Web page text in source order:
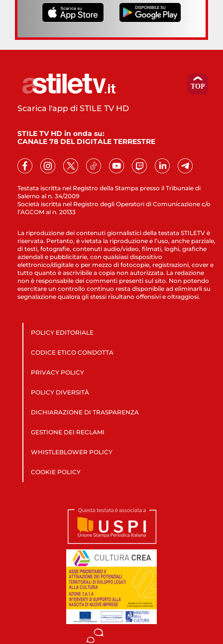
Testata iscritta nel Registro della Stampa presso il Tribunale di
Salerno al n. 34/2009
Società iscritta nel Registro degli Operatori di Comunicazione c/o
l’AGCOM al n. 20133
Scarica l'app di STILE TV HD
STILE TV HD in onda su:
CANALE 78 DEL DIGITALE TERRESTRE
La riproduzione dei contenuti giornalistici della testata STILETV è
riservata. Pertanto, è vietata la riproduzione e l’uso, anche parziale,
di testi, fotografie, contenuti audio/video, filmati, loghi, grafiche
aziendali e pubblicitarie, con qualsiasi dispositivo
elettronico/digitale o per mezzo di fotocopie, registrazioni, cover e
tutto quanto è ascrivibile a copia non autorizzata. La redazione
non è responsabile dei commenti presenti sul sito. Non potendo
esercitare un controllo continuo resta disponibile ad eliminarli su
segnalazione qualora gli stessi risultano offensivi e oltraggiosi.
POLICY EDITORIALE
CODICE ETICO CONDOTTA
PRIVACY POLICY
POLICY DIVERSITÀ
DICHIARAZIONE DI TRASPARENZA
GESTIONE DEI RECLAMI
WHISTLEBLOWER POLICY
COOKIE POLICY